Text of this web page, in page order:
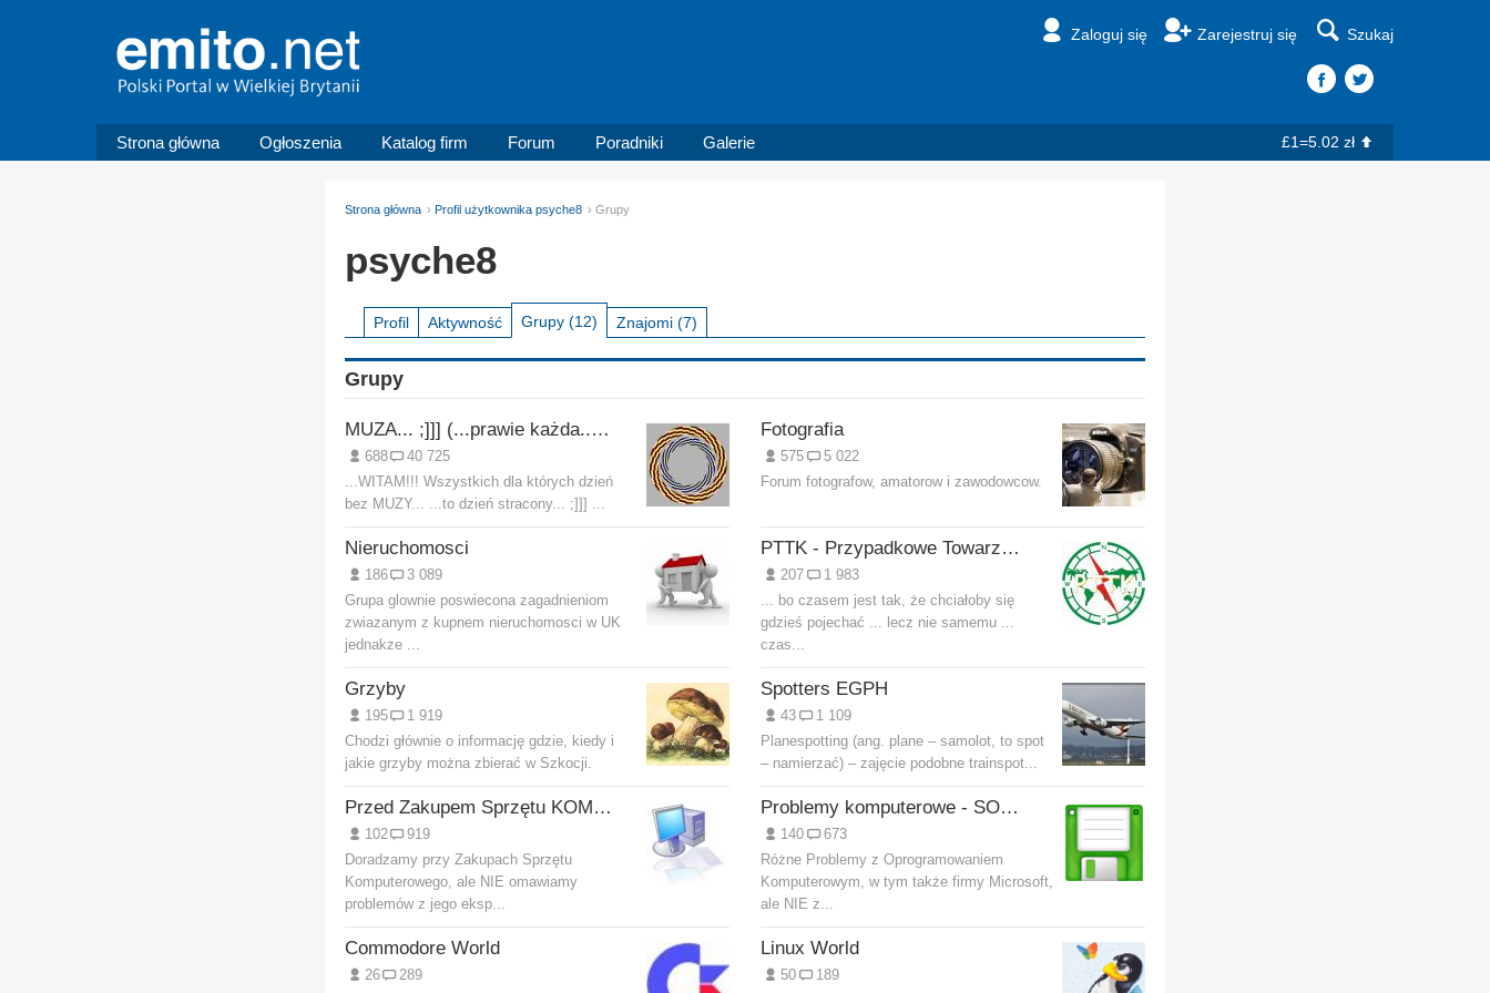
Zaloguj się Zarejestruj się Szukaj
Strona główna Ogłoszenia Katalog firm Forum Poradniki Galerie £1=5.02 zł
Strona główna Profil użytkownika psyche8 Grupy
psyche8
Profil Aktywność Grupy (12) Znajomi (7)
Grupy
MUZA... ;]]] (...prawie każda... ;ppp)
688
40 725
...WITAM!!! Wszystkich dla których dzień
bez MUZY... ...to dzień stracony... ;]]] ...
Fotografia
575
5 022
Forum fotografow, amatorow i zawodowcow.
Nieruchomosci
186
3 089
Grupa glownie poswiecona zagadnieniom
zwiazanym z kupnem nieruchomosci w UK
jednakze ...
PTTK - Przypadkowe Towarzystwo Turystyczno-Krajoznawcze
207
1 983
... bo czasem jest tak, że chciałoby się
gdzieś pojechać ... lecz nie samemu ...
czas...
Grzyby
195
1 919
Chodzi głównie o informację gdzie, kiedy i
jakie grzyby można zbierać w Szkocji.
Spotters EGPH
43
1 109
Planespotting (ang. plane – samolot, to spot
– namierzać) – zajęcie podobne trainspot...
Przed Zakupem Sprzętu KOMPUTERowego
102
919
Doradzamy przy Zakupach Sprzętu
Komputerowego, ale NIE omawiamy
problemów z jego eksp...
Problemy komputerowe - SOFTWARE
140
673
Różne Problemy z Oprogramowaniem
Komputerowym, w tym także firmy Microsoft,
ale NIE z...
Commodore World
26 289
Linux World
50 189